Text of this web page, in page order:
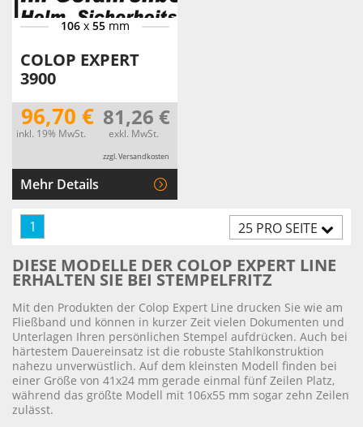
106x 55mm
COLOP EXPERT
3900
96,70 €
inkl. 19% MwSt.
81,26 €
exkl. MwSt.
zzgl. Versandkosten
Mehr Details
25 PRO SEITE
1
DIESE MODELLE DER COLOP EXPERT LINE
ERHALTEN SIE BEI STEMPELFRITZ
Mit den Produkten der Colop Expert Line drucken Sie wie am
Fließband und können in kurzer Zeit vielen Dokumenten und
Unterlagen Ihren persönlichen Stempel aufdrücken. Auch bei
härtestem Dauereinsatz ist die robuste Stahlkonstruktion
nahezu unverwüstlich. Auf dem kleinsten Modell finden bei
einer Größe von 41x24 mm gerade einmal fünf Zeilen Platz,
während das größte Modell mit 106x55 mm sogar zehn Zeilen
zulässt.